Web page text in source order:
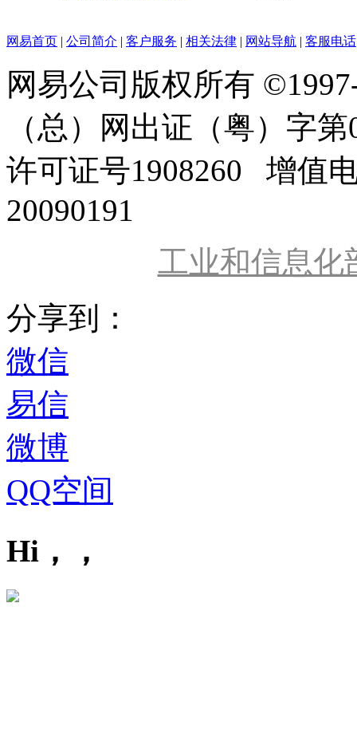
网易首页 | 公司简介 | 客户服务 | 相关法律 | 网站导航 | 客服电话
网易公司版权所有
（总）网出证（粤）字
许可证号1908260 增值
20090191
工业和信息化
分享到：
微信
易信
微博
QQ空间
Hi，，